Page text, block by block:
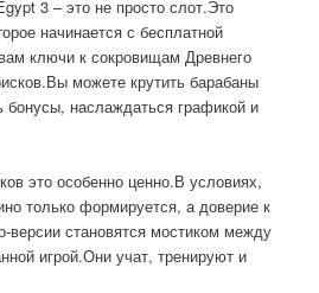
3 – это не просто слот.Это
начинается с бесплатной
ключи к сокровищам Древнего
можете крутить барабаны
бонусы, наслаждаться графикой и
это особенно ценно.В условиях,
только формируется, а доверие к
становятся мостиком между
игрой.Они учат, тренируют и